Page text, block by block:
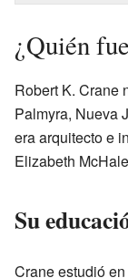
¿Quién
Robert K. Crane
Palmyra, Nueva
era arquitecto e
Elizabeth
Su
Crane estudió